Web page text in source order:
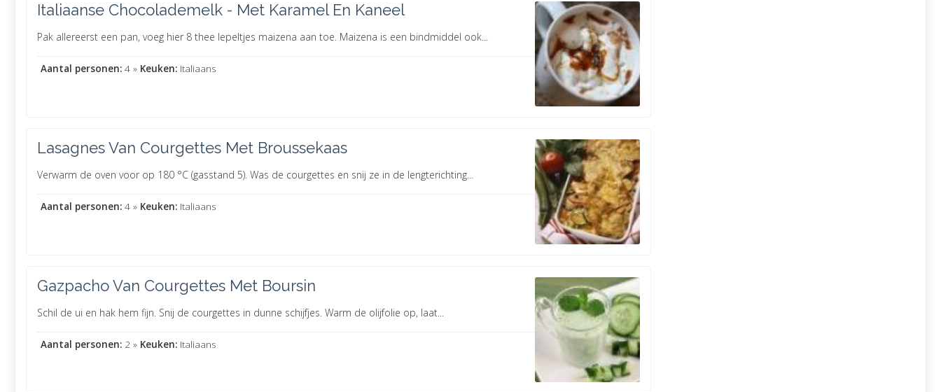
Italiaanse Chocolademelk - Met Karamel En Kaneel
Pak allereerst een pan, voeg hier 8 thee lepeltjes maizena aan toe. Maizena is een bindmiddel ook...
Aantal personen: 4 » Keuken: Italiaans
Lasagnes Van Courgettes Met Broussekaas
Verwarm de oven voor op 180 °C (gasstand 5). Was de courgettes en snij ze in de lengterichting...
Aantal personen: 4 » Keuken: Italiaans
Gazpacho Van Courgettes Met Boursin
Schil de ui en hak hem fijn. Snij de courgettes in dunne schijfjes. Warm de olijfolie op, laat...
Aantal personen: 2 » Keuken: Italiaans